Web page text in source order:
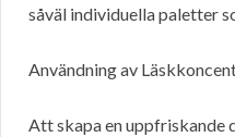
såväl individuella paletter
Användning av
Att skapa en uppfriskande